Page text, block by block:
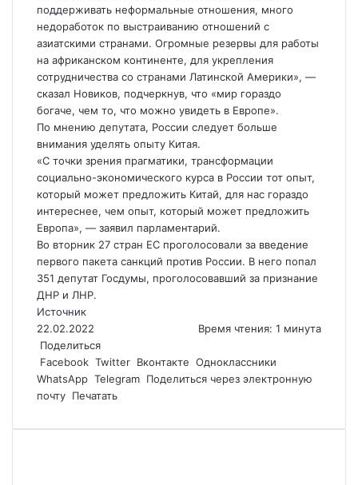
поддерживать неформальные отношения, много
недоработок по выстраиванию отношений с
азиатскими странами. Огромные резервы для работы
на африканском континенте, для укрепления
сотрудничества со странами Латинской Америки», —
сказал Новиков, подчеркнув, что «мир гораздо
богаче, чем то, что можно увидеть в Европе».
По мнению депутата, России следует больше
внимания уделять опыту Китая.
«С точки зрения прагматики, трансформации
социально-экономического курса в России тот опыт,
который может предложить Китай, для нас гораздо
интереснее, чем опыт, который может предложить
Европа», — заявил парламентарий.
Во вторник 27 стран ЕС проголосовали за введение
первого пакета санкций против России. В него попал
351 депутат Госдумы, проголосовавший за признание
ДНР и ЛНР.
Источник
22.02.2022
Время чтения: 1 минута
Поделиться
Facebook Twitter Вконтакте Одноклассники
WhatsApp Telegram Поделиться через электронную
почту Печатать